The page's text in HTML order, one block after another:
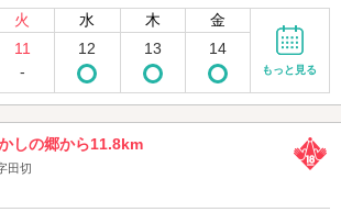
火 水 木 金
11
-
12 13 14
もっと見る
しの郷から11.8km
田切